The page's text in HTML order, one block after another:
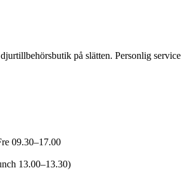
på slätten. Personlig
09.30–17.00
13.00–13.30)